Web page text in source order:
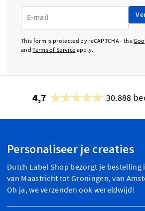
This form is protected by reCAPTCHA - the
andTerms of Service apply.
4,7 30.888
Personaliseer je creaties
Dutch Label Shop bezorgt je bestelling
van Maastricht tot Groningen, van
Oh ja, we verzenden ook wereldwijd!